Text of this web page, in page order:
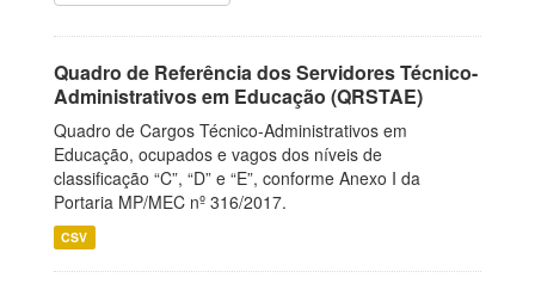
Quadro de Referência dos Servidores Técnico-
Administrativos em Educação (QRSTAE)
Quadro de Cargos Técnico-Administrativos em
Educação, ocupados e vagos dos níveis de
classificação “C”, “D” e “E”, conforme Anexo I da
Portaria MP/MEC nº 316/2017.
CSV